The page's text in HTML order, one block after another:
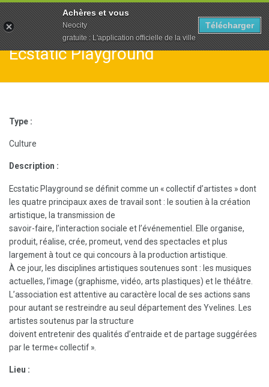
Ecstatic Playground
Type :
Culture
Description :
Ecstatic Playground se définit comme un « collectif d’artistes » dont
les quatre principaux axes de travail sont : le soutien à la création
artistique, la transmission de
savoir-faire, l’interaction sociale et l’événementiel. Elle organise,
produit, réalise, crée, promeut, vend des spectacles et plus
largement à tout ce qui concours à la production artistique.
À ce jour, les disciplines artistiques soutenues sont : les musiques
actuelles, l’image (graphisme, vidéo, arts plastiques) et le théâtre.
L’association est attentive au caractère local de ses actions sans
pour autant se restreindre au seul département des Yvelines. Les
artistes soutenus par la structure
doivent entretenir des qualités d’entraide et de partage suggérées
par le terme« collectif ».
Lieu :
Achères et vous
Neocity
gratuite : L'application officielle de la ville
Télécharger